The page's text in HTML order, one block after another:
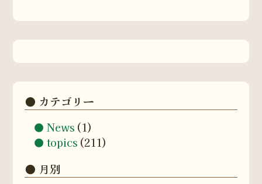
カテゴリー
News (1)
topics (211)
月別